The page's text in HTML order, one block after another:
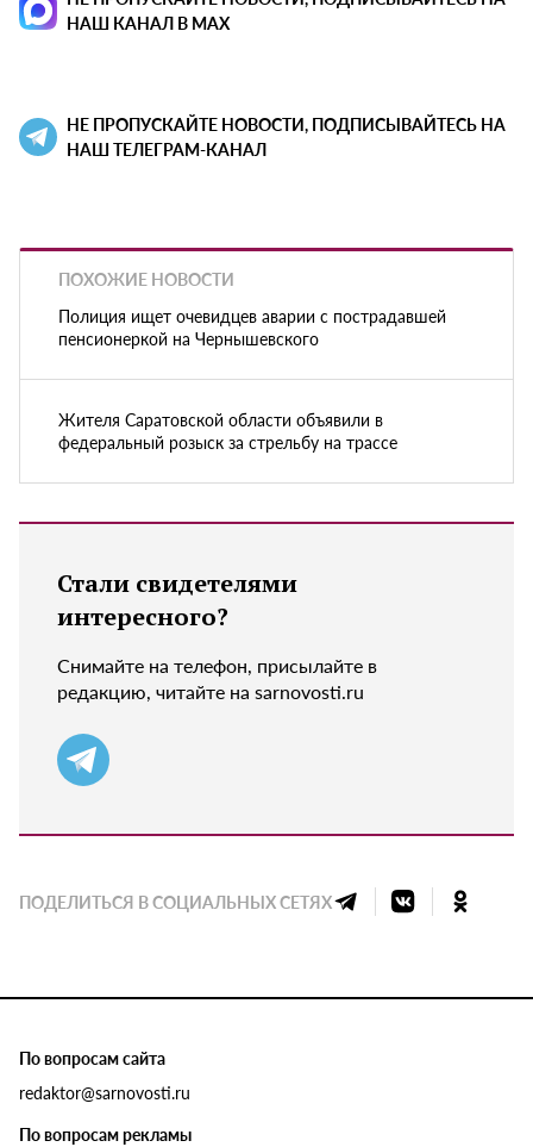
НАШ КАНАЛ В MAX
НЕ ПРОПУСКАЙТЕ НОВОСТИ, ПОДПИСЫВАЙТЕСЬ НА
НАШ ТЕЛЕГРАМ-КАНАЛ
ПОХОЖИЕ НОВОСТИ
Полиция ищет очевидцев аварии с пострадавшей
пенсионеркой на Чернышевского
Жителя Саратовской области объявили в
федеральный розыск за стрельбу на трассе
Стали свидетелями
интересного?
Снимайте на телефон, присылайте в
редакцию, читайте на sarnovosti.ru
ПОДЕЛИТЬСЯ В СОЦИАЛЬНЫХ СЕТЯХ
По вопросам сайта
redaktor@sarnovosti.ru
По вопросам рекламы